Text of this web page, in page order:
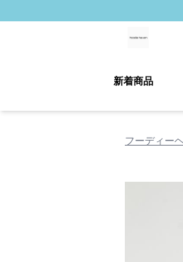
新着商品
フーディー